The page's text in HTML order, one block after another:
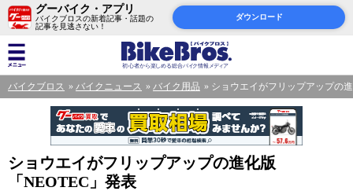
グーバイク・アプリ
バイクブロスの新着記事・話題の
記事を見逃さない！
ダウンロード
バイクブロス バイクニュース バイク用品 ショウエイがフリップアップの
ショウエイがフリップアップの進化版
「NEOTEC」発表